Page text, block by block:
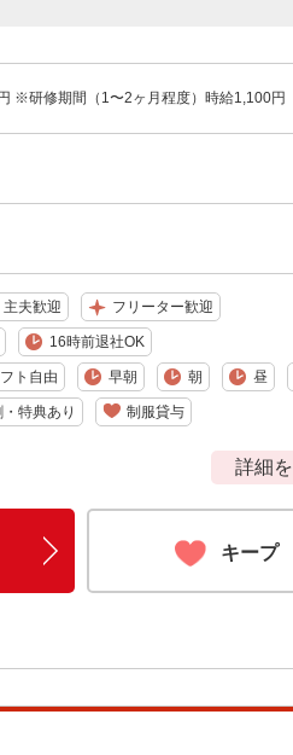
※研修期間（1〜2ヶ月程度）時給1,100円
主夫歓迎 フリーター歓迎
16時前退社OK
ト自由 早朝 朝 昼
特典あり 制服貸与
詳細
キープ